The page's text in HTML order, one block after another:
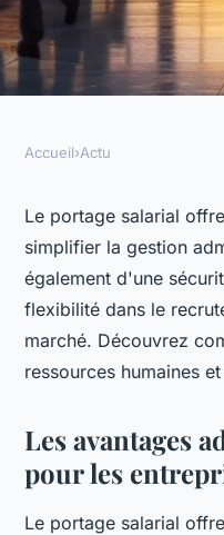
du
Accueil›Actu
Le portage salarial
simplifier la gestion
également d'une
flexibilité dans le
marché. Découvrez
ressources humaines
Les avantages
pour les
Le portage salarial